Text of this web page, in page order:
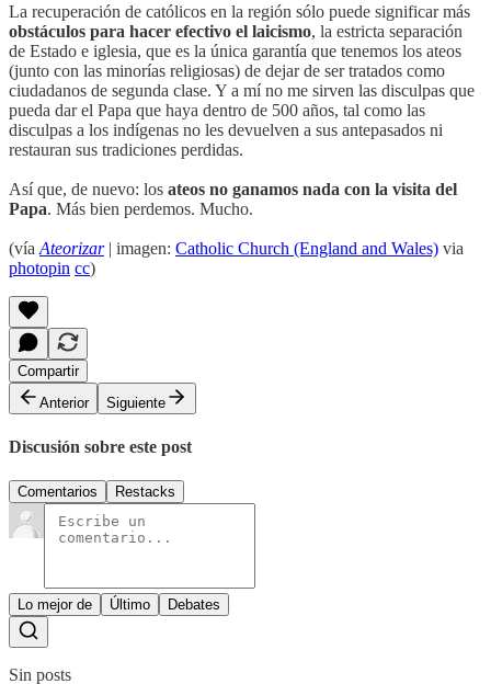
La recuperación de católicos en la región sólo puede significar más
obstáculos para hacer efectivo el laicismo, la estricta separación
de Estado e iglesia, que es la única garantía que tenemos los ateos
(junto con las minorías religiosas) de dejar de ser tratados como
ciudadanos de segunda clase. Y a mí no me sirven las disculpas que
pueda dar el Papa que haya dentro de 500 años, tal como las
disculpas a los indígenas no les devuelven a sus antepasados ni
restauran sus tradiciones perdidas.
Así que, de nuevo: los ateos no ganamos nada con la visita del
Papa. Más bien perdemos. Mucho.
(vía Ateorizar| imagen: Catholic Church (England and Wales) via
photopin cc)
Compartir
Anterior
Siguiente
Discusión sobre este post
Comentarios Restacks
Lo mejor de Último Debates
Sin posts